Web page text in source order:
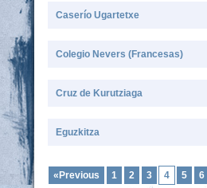
Caserío Ugartetxe
Colegio Nevers (Francesas)
Cruz de Kurutziaga
Eguzkitza
«Previous 1 2 3 4 5 6